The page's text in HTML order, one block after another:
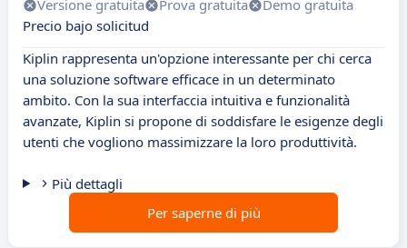
Versione gratuita Prova gratuita
Demo gratuita
Precio bajo solicitud
Kiplin rappresenta un'opzione interessante per chi cerca
una soluzione software efficace in un determinato
ambito. Con la sua interfaccia intuitiva e funzionalità
avanzate, Kiplin si propone di soddisfare le esigenze degli
utenti che vogliono massimizzare la loro produttività.
Più dettagli
Per saperne di più